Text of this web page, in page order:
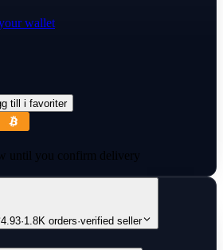
wallet
till i favoriter
until you confirm delivery
4.93·1.8K orders·verified seller